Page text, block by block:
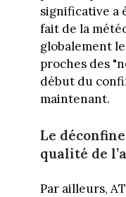
significative a
fait de la
globalement
proches des
début du
maintenant.
Le
qualité de
Par ailleurs,